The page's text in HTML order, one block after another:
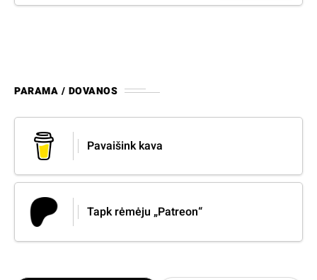
PARAMA / DOVANOS
Pavaišink kava
Tapk rėmėju „Patreon“